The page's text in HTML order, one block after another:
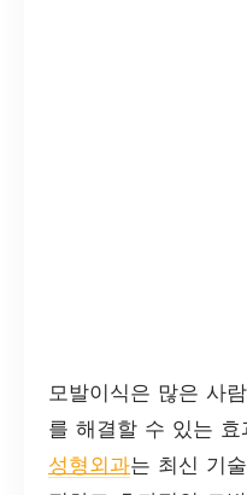
모발이식은 많은 사
를 해결할 수 있는 효
성형외과는 최신 기